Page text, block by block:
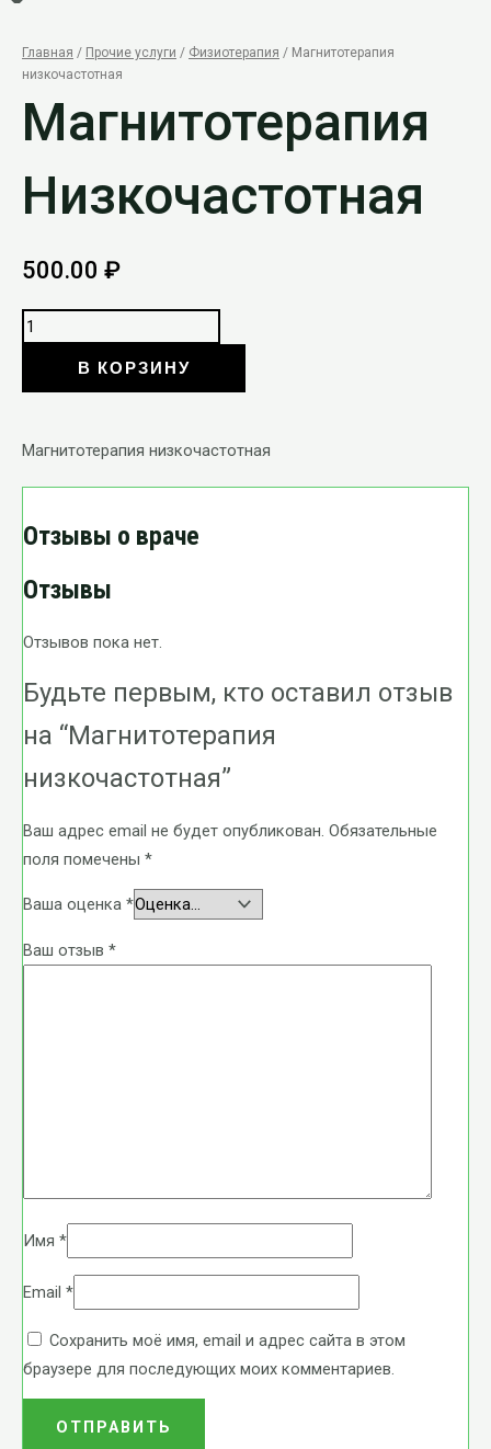
Главная / Прочие услуги / Физиотерапия / Магнитотерапия
низкочастотная
Магнитотерапия
Низкочастотная
500.00 ₽
В КОРЗИНУ
Магнитотерапия низкочастотная
Отзывы о враче
Отзывы
Отзывов пока нет.
Будьте первым, кто оставил отзыв
на “Магнитотерапия
низкочастотная”
Ваш адрес email не будет опубликован. Обязательные
поля помечены *
Ваша оценка *
Ваш отзыв *
Имя *
Email *
Сохранить моё имя, email и адрес сайта в этом
браузере для последующих моих комментариев.